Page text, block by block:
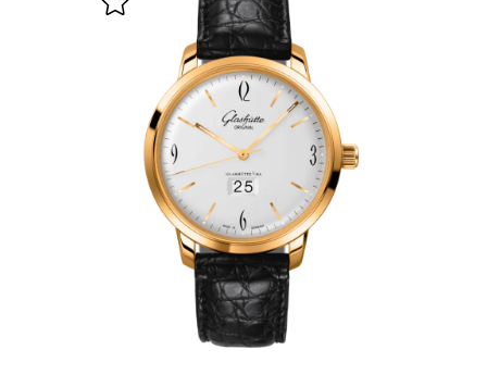
English Deutsch
메뉴 닫기